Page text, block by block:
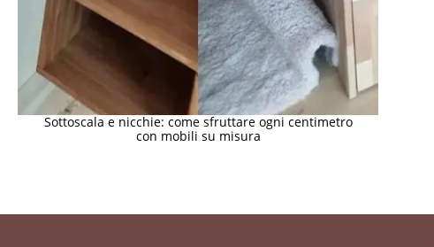
Sottoscala e nicchie: come sfruttare ogni centimetro
con mobili su misura